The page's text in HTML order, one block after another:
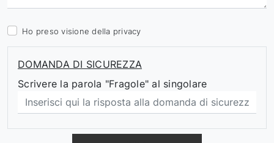
Ho preso visione della privacy
DOMANDA DI SICUREZZA
Scrivere la parola "Fragole" al singolare